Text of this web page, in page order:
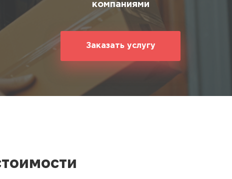
компаниями
Заказать услугу